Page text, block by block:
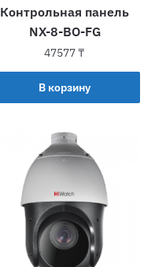
Контрольная панель
NX-8-BO-FG
47577₸
В корзину